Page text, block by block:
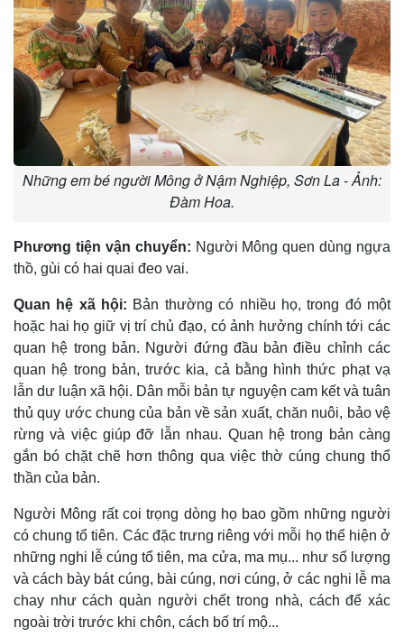
Những em bé người Mông ở Nậm Nghiệp, Sơn La - Ảnh:
Đàm Hoa.
Phương tiện vận chuyển: Người Mông quen dùng ngựa
thồ, gùi có hai quai đeo vai.
Quan hệ xã hội: Bản thường có nhiều họ, trong đó một
hoặc hai họ giữ vị trí chủ đạo, có ảnh hưởng chính tới các
quan hệ trong bản. Người đứng đầu bản điều chỉnh các
quan hệ trong bản, trước kia, cả bằng hình thức phạt vạ
lẫn dư luận xã hội. Dân mỗi bản tự nguyện cam kết và tuân
thủ quy ước chung của bản về sản xuất, chăn nuôi, bảo vệ
rừng và việc giúp đỡ lẫn nhau. Quan hệ trong bản càng
gắn bó chặt chẽ hơn thông qua việc thờ cúng chung thổ
thần của bản.
Người Mông rất coi trọng dòng họ bao gồm những người
có chung tổ tiên. Các đặc trưng riêng với mỗi họ thể hiện ở
những nghi lễ cúng tổ tiên, ma cửa, ma mụ... như số lượng
và cách bày bát cúng, bài cúng, nơi cúng, ở các nghi lễ ma
chay như cách quàn người chết trong nhà, cách để xác
ngoài trời trước khi chôn, cách bố trí mộ...